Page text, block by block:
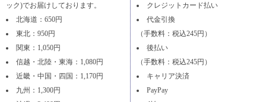
ック)でお届けしております。
北海道：650円
東北：950円
関東：1,050円
信越・北陸・東海：1,080円
近畿・中国・四国：1,170円
九州：1,300円
クレジットカード払い
代金引換
（手数料：税込245円）
後払い
（手数料：税込245円）
キャリア決済
PayPay